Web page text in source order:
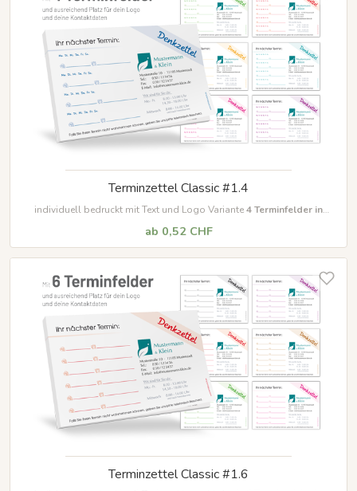
Terminzettel Classic #1.4
individuell bedruckt mit Text und Logo Variante4 Terminfelder in
ab 0,52 CHF
Terminzettel Classic #1.6